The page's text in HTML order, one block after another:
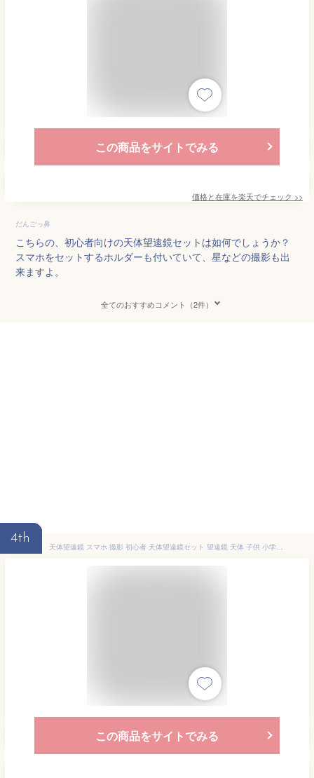
この商品をサイトでみる
価格と在庫を楽天でチェック >>
だんごっ鼻
こちらの、初心者向けの天体望遠鏡セットは如何でしょうか？
スマホをセットするホルダーも付いていて、星などの撮影も出
来ますよ。
全てのおすすめコメント（2件）
4th
天体望遠鏡 スマホ 撮影 初心者 天体望遠鏡セット 望遠鏡 天体 子供 小学生 レグルス50 天体ガイドブック付き 日本製 口径50mm カメラアダプター 屈折式 おすすめ 入門 入学祝い
この商品をサイトでみる